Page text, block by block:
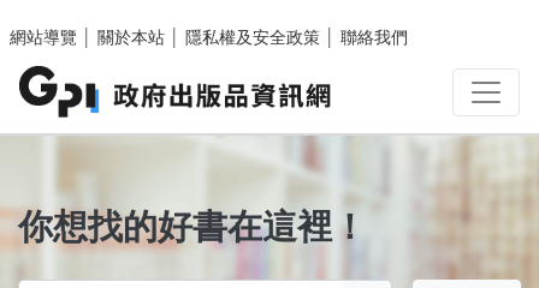
網站導覽
關於本站 隱私權及安全政策 聯絡我們
你想找的好書在這裡！